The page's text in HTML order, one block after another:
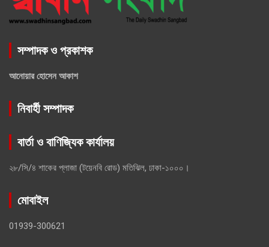
সম্পাদক ও প্রকাশক
আনোয়ার হোসেন আকাশ
নিবার্হী সম্পাদক
বার্তা ও বাণিজ্যিক কার্যালয়
২৮/সি/৪ শাকের প্লাজা (টয়েনবি রোড) মতিঝিল, ঢাকা-১০০০।
মোবাইল
01939-300621